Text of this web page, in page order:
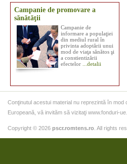
Campanie de promovare a
sănătăţii
Campanie de
informare a populaţiei
din mediul rural în
privinta adoptării unui
mod de viaţa sănătos şi
a constientizării
efectelor
...detalii
Conţinutul acestui material nu reprezintă în mod
Europeană, vă invităm să vizitaţi www.fonduri-
Copyright © 2026 pscr.romtens.ro . All rights